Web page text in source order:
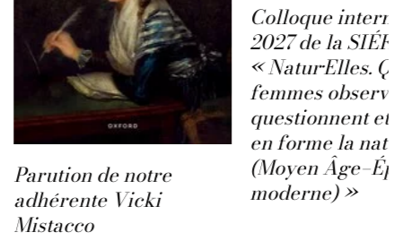
Parution de notre
adhérente Vicki
Mistacco
Colloque
2027 de la
« Natur·Elles.
femmes
questionnent et
en forme la
(Moyen
moderne) »